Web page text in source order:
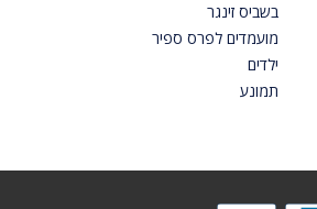
בשביס זינגר
מועמדים לפרס ספיר
ילדים
תמונע